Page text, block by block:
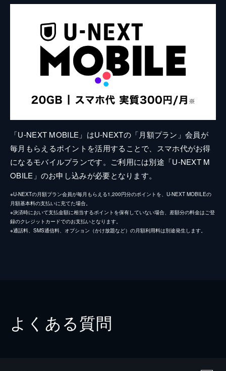
「U-NEXT MOBILE」はU-NEXTの「月額プラン」会員が
毎月もらえるポイントを活用することで、スマホ代がお得
になるモバイルプランです。ご利用には別途「U-NEXT M
OBILE」のお申し込みが必要となります。
※U-NEXTの月額プラン会員が毎月もらえる1,200円分のポイントを、U-NEXT MOBILEの
月額基本料の支払いに充てた場合。
※決済時において支払金額に相当するポイントを保有していない場合、差額分の料金はご登
録のクレジットカードでのお支払いとなります。
※通話料、SMS通信料、オプション（かけ放題など）の月額利用料は別途発生します。
よくある質問